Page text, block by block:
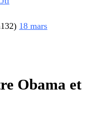
18 mars
Obama et